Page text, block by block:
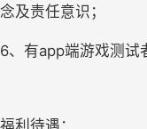
念及责任意识；
6、有app端游戏测试
福利待遇：